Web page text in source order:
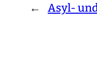
← Asyl-